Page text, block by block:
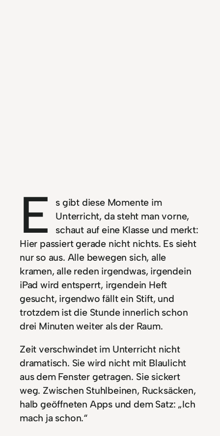
E
s gibt diese Momente im
Unterricht, da steht man vorne,
schaut auf eine Klasse und merkt:
Hier passiert gerade nicht nichts. Es sieht
nur so aus. Alle bewegen sich, alle
kramen, alle reden irgendwas, irgendein
iPad wird entsperrt, irgendein Heft
gesucht, irgendwo fällt ein Stift, und
trotzdem ist die Stunde innerlich schon
drei Minuten weiter als der Raum.
Zeit verschwindet im Unterricht nicht
dramatisch. Sie wird nicht mit Blaulicht
aus dem Fenster getragen. Sie sickert
weg. Zwischen Stuhlbeinen, Rucksäcken,
halb geöffneten Apps und dem Satz: „Ich
mach ja schon.“